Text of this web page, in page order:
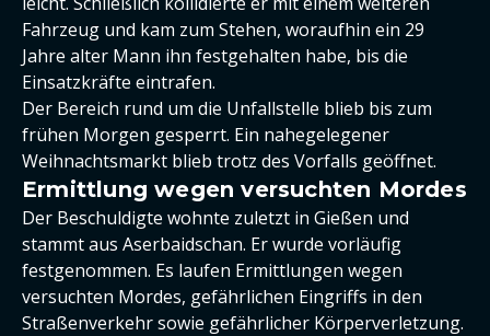
Fahrzeug und kam zum Stehen, woraufhin ein 29
Jahre alter Mann ihn festgehalten habe, bis die
Einsatzkräfte eintrafen.
Der Bereich rund um die Unfallstelle blieb bis zum
frühen Morgen gesperrt. Ein nahegelegener
Weihnachtsmarkt blieb trotz des Vorfalls geöffnet.
Ermittlung wegen versuchten Mordes
Der Beschuldigte wohnte zuletzt in Gießen und
stammt aus Aserbaidschan. Er wurde vorläufig
festgenommen. Es laufen Ermittlungen wegen
versuchten Mordes, gefährlichen Eingriffs in den
Straßenverkehr sowie gefährlicher Körperverletzung.